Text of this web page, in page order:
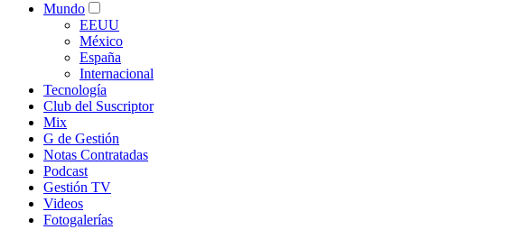
Mundo
EEUU
México
España
Internacional
Tecnología
Club del Suscriptor
Mix
G de Gestión
Notas Contratadas
Podcast
Gestión TV
Videos
Fotogalerías